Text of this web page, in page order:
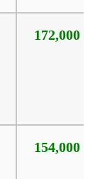
172,000
154,000